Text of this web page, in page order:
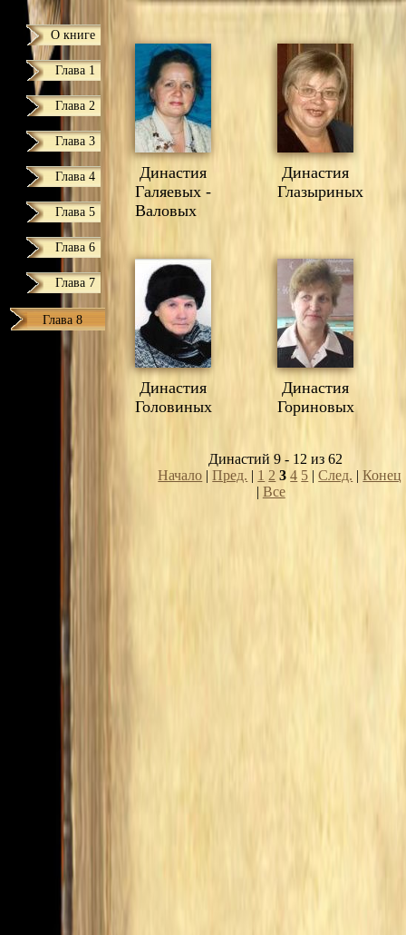
О книге
Глава 1
Глава 2
Глава 3
Глава 4
Глава 5
Глава 6
Глава 7
Глава 8
Династия
Галяевых -
Валовых
Династия
Глазыриных
Династия
Головиных
Династия
Гориновых
Династий 9 - 12 из 62
Начало |Пред. | 1 2 3 4 5 |След. |Конец
| Все